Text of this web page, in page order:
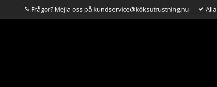
Frågor? Mejla oss på kundservice@köksutrustning.nu